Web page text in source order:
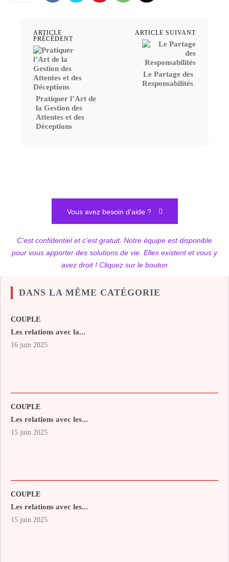
ARTICLE
PRÉCÉDENT
Pratiquer l’Art de
la Gestion des
Attentes et des
Déceptions
ARTICLE SUIVANT
Le Partage des
Responsabilités
Vous avez besoin d'aide ?
C'est confidentiel et c'est gratuit. Notre équipe est disponible
pour vous apporter des solutions de vie. Elles existent et vous y
avez droit ! Cliquez sur le bouton
DANS LA MÊME CATÉGORIE
COUPLE
Les relations avec la...
16 juin 2025
COUPLE
Les relations avec les...
15 juin 2025
COUPLE
Les relations avec les...
15 juin 2025